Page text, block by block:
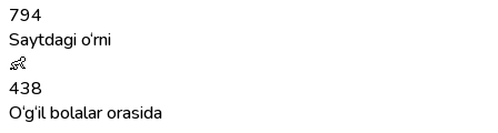
794
Saytdagi o‘rni
👶
438
O‘g‘il bolalar orasida